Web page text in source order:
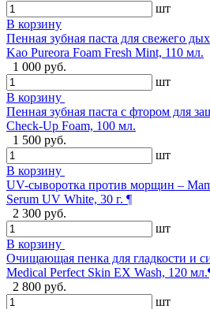
шт
В корзину
Пенная зубная паста для свежего
Kao Pureora Foam Fresh Mint, 110 мл.
1 000 руб.
шт
В корзину
Пенная зубная паста с фтором для
Check-Up Foam, 100 мл.
1 500 руб.
шт
В корзину
UV-сыворотка против морщин –
Serum UV White, 30 г. ¶
2 300 руб.
шт
В корзину
Очищающая пенка для гладкости и
Medical Perfect Skin EX Wash, 120
2 800 руб.
шт